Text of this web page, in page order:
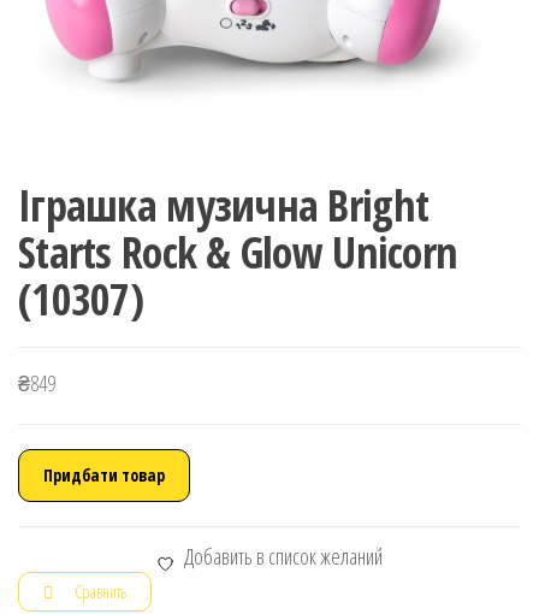
Іграшка музична Bright
Starts Rock & Glow Unicorn
(10307)
₴849
Придбати товар
Добавить в список желаний
Сравнить